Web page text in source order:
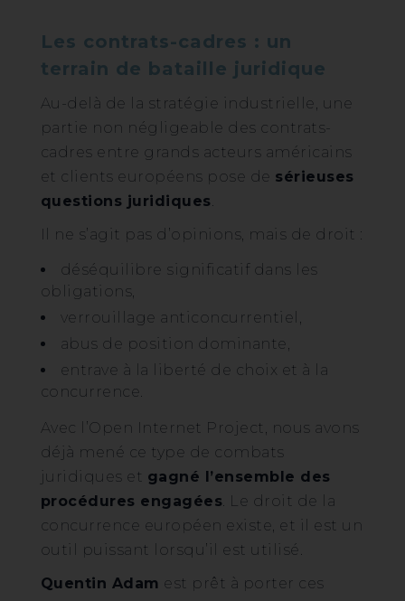
Les contrats-cadres : un
terrain de bataille juridique
Au-delà de la stratégie industrielle, une
partie non négligeable des contrats-
cadres entre grands acteurs américains
et clients européens pose de sérieuses
questions juridiques.
Il ne s’agit pas d’opinions, mais de droit :
déséquilibre significatif dans les
obligations,
verrouillage anticoncurrentiel,
abus de position dominante,
entrave à la liberté de choix et à la
concurrence.
Avec l’Open Internet Project, nous avons
déjà mené ce type de combats
juridiques et gagné l’ensemble des
procédures engagées. Le droit de la
concurrence européen existe, et il est un
outil puissant lorsqu’il est utilisé.
Quentin Adam est prêt à porter ces